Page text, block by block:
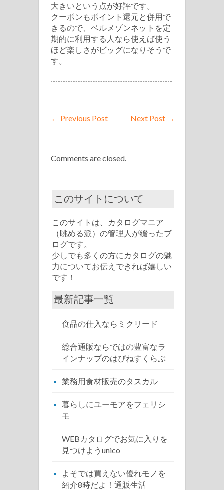
大きいという点が好評です。
クーポンもポイント還元と併用で
きるので、ベルメゾンネットを定
期的に利用する人なら使えば使う
ほど楽しさがビッグになりそうで
す。
← Previous Post Next Post →
Comments are closed.
このサイトについて
このサイトは、カタログマニア
（眺める派）の管理人が綴ったブ
ログです。
少しでも多くの方にカタログの魅
力についてお伝えできれば嬉しい
です！
最新記事一覧
食品の仕入ならミクリード
総合通販ならではの豊富なラ
インナップのはぴねすくらぶ
業務用食材販売のタスカル
暮らしにユーモアをフェリシ
モ
WEBカタログでお気に入りを
見つけようunico
よそでは買えない優れモノを
紹介8時だよ！通販生活